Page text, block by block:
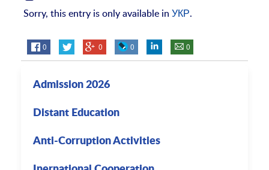
Sorry, this entry is only available inУКР.
0 0 0 0
Admission 2026
Distant Education
Anti-Corruption Activities